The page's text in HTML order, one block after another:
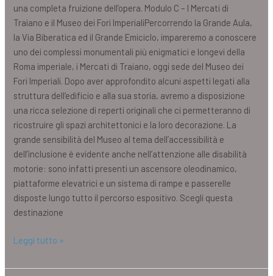
una completa fruizione dell’opera. Modulo C – I Mercati di
Traiano e il Museo dei Fori ImperialiPercorrendo la Grande Aula,
la Via Biberatica ed il Grande Emiciclo, impareremo a conoscere
uno dei complessi monumentali più enigmatici e longevi della
Roma imperiale, i Mercati di Traiano, oggi sede del Museo dei
Fori Imperiali. Dopo aver approfondito alcuni aspetti legati alla
struttura dell’edificio e alla sua storia, avremo a disposizione
una ricca selezione di reperti originali che ci permetteranno di
ricostruire gli spazi architettonici e la loro decorazione. La
grande sensibilità del Museo al tema dell’accessibilità e
dell’inclusione è evidente anche nell’attenzione alle disabilità
motorie: sono infatti presenti un ascensore oleodinamico,
piattaforme elevatrici e un sistema di rampe e passerelle
disposte lungo tutto il percorso espositivo. Scegli questa
destinazione
Leggi tutto »